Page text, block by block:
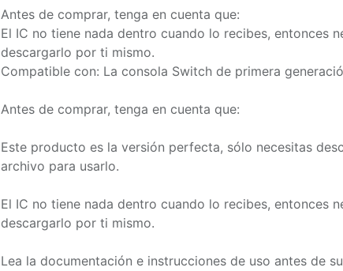
Antes de comprar, tenga en cuenta que:
El IC no tiene nada dentro cuando lo recibes, entonces
descargarlo por ti mismo.
Compatible con: La consola Switch de primera
Antes de comprar, tenga en cuenta que:
Este producto es la versión perfecta, sólo necesitas
archivo para usarlo.
El IC no tiene nada dentro cuando lo recibes, entonces
descargarlo por ti mismo.
Lea la documentación e instrucciones de uso antes de